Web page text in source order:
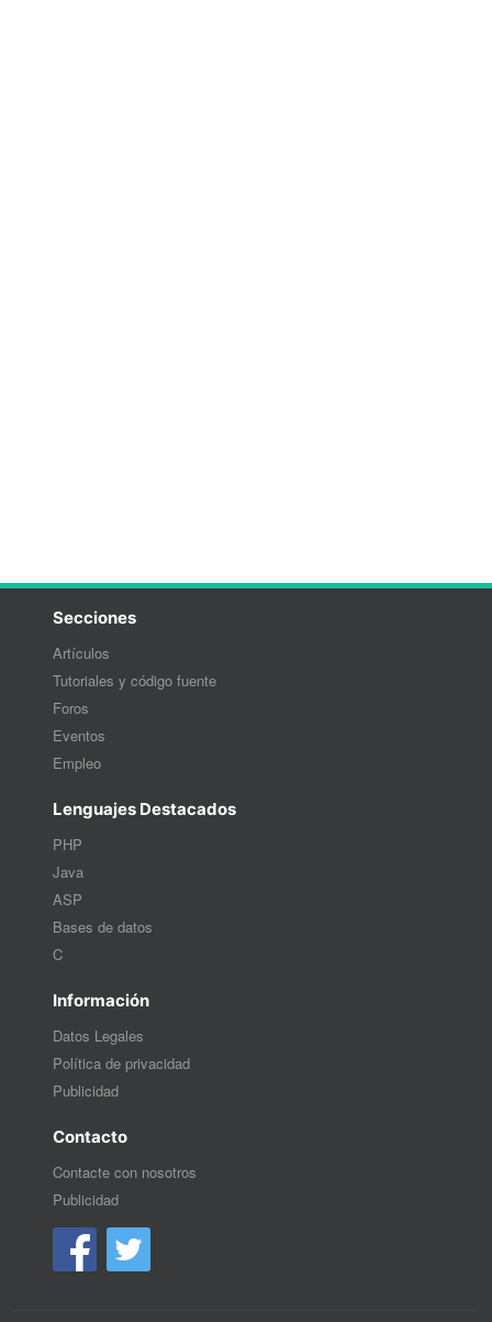
Secciones
Artículos
Tutoriales y código fuente
Foros
Eventos
Empleo
Lenguajes Destacados
PHP
Java
ASP
Bases de datos
C
Información
Datos Legales
Política de privacidad
Publicidad
Contacto
Contacte con nosotros
Publicidad